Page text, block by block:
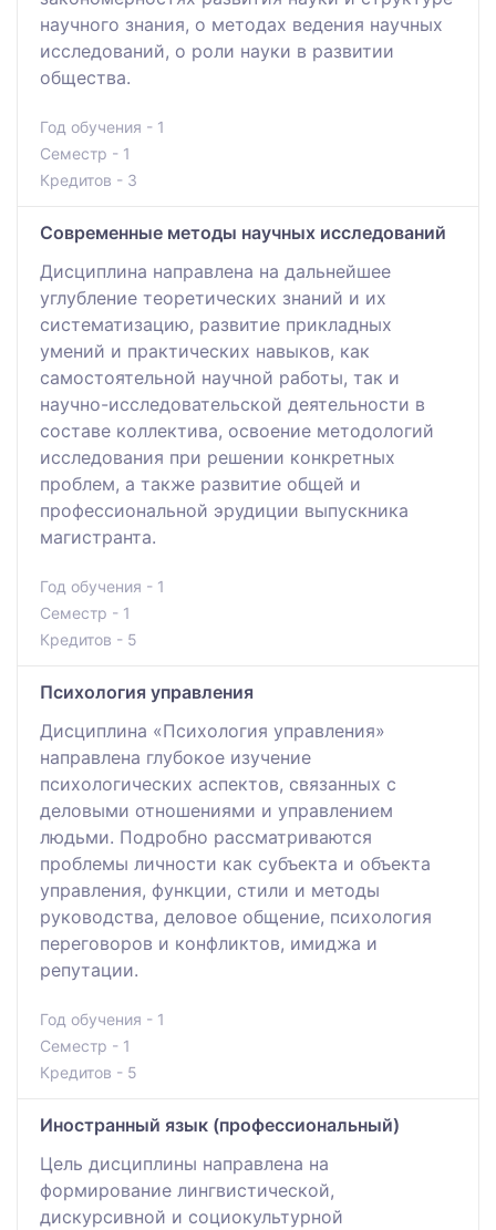
научного знания, о методах ведения научных
исследований, о роли науки в развитии
общества.
Год обучения - 1
Семестр - 1
Кредитов - 3
Современные методы научных исследований
Дисциплина направлена на дальнейшее
углубление теоретических знаний и их
систематизацию, развитие прикладных
умений и практических навыков, как
самостоятельной научной работы, так и
научно-исследовательской деятельности в
составе коллектива, освоение методологий
исследования при решении конкретных
проблем, а также развитие общей и
профессиональной эрудиции выпускника
магистранта.
Год обучения - 1
Семестр - 1
Кредитов - 5
Психология управления
Дисциплина «Психология управления»
направлена глубокое изучение
психологических аспектов, связанных с
деловыми отношениями и управлением
людьми. Подробно рассматриваются
проблемы личности как субъекта и объекта
управления, функции, стили и методы
руководства, деловое общение, психология
переговоров и конфликтов, имиджа и
репутации.
Год обучения - 1
Семестр - 1
Кредитов - 5
Иностранный язык (профессиональный)
Цель дисциплины направлена на
формирование лингвистической,
дискурсивной и социокультурной